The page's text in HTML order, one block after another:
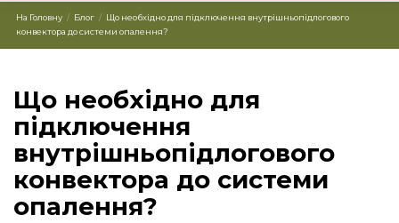
На Головну Блог
Що необхідно для підключення внутрішньопідлогового
конвектора до системи опалення?
Що необхідно для
підключення
внутрішньопідлогового
конвектора до системи
опалення?